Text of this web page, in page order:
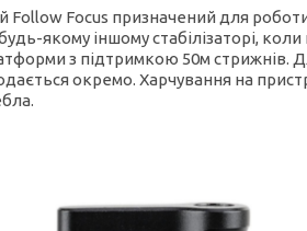
Follow Focus призначений для
якому іншому стабілізаторі,
з підтримкою 50м стрижнів.
окремо. Харчування на